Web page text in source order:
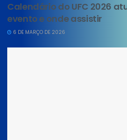
Calendário do UFC 2026
evento e onde assistir
6 DE MARÇO DE 2026